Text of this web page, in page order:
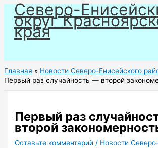
Перейти
содержимому
Северо-
округ
края
Главная
Новости Северо-Енисейского
Первый раз случайность — второй
Первый раз
второй
Оставьте комментарий / Новости